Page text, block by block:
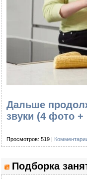
Дальше
звуки (4 фото
Просмотров: 519 |
Подборка